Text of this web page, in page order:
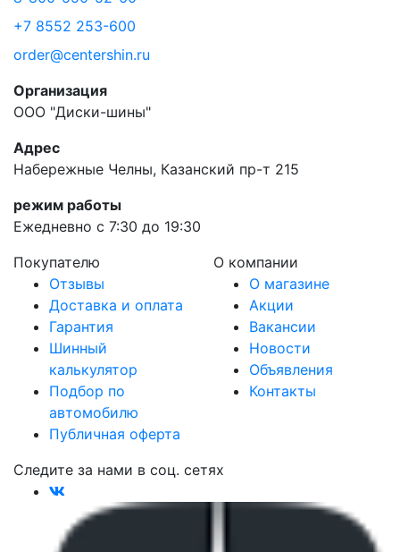
+7 8552 253-600
order@centershin.ru
Организация
ООО "Диски-шины"
Адрес
Набережные Челны, Казанский пр-т 215
режим работы
Ежедневно с 7:30 до 19:30
Покупателю
Отзывы
Доставка и оплата
Гарантия
Шинный
калькулятор
Подбор по
автомобилю
Публичная оферта
О компании
О магазине
Акции
Вакансии
Новости
Объявления
Контакты
Следите за нами в соц. сетях